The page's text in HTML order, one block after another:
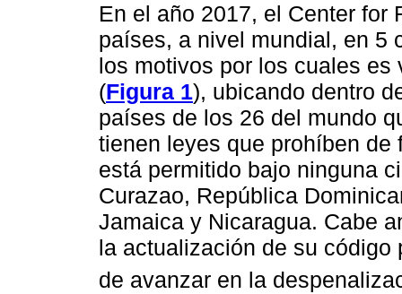
En el año 2017, el Center for
países, a nivel mundial, en 5
los motivos por los cuales
(Figura 1), ubicando dentro
países de los 26 del mundo
tienen leyes que prohíben de
está permitido bajo ninguna
Curazao, República
Jamaica y Nicaragua. Cabe
la actualización de su
de avanzar en la